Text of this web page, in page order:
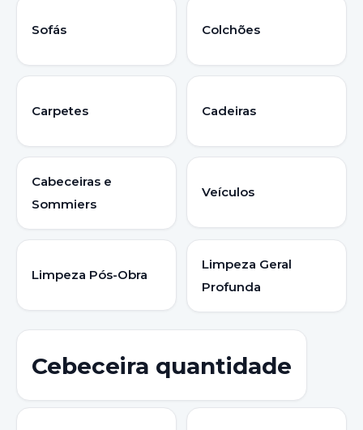
Sofás Colchões
Carpetes Cadeiras
Cabeceiras e
Sommiers
Veículos
Limpeza Pós-Obra
Limpeza Geral
Profunda
Cebeceira quantidade